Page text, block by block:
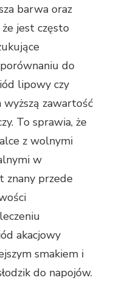
barwa oraz
jest często
do
lipowy czy
wyższą zawartość
To sprawia, że
z wolnymi
w
znany przede
akacjowy
smakiem i
do napojów.